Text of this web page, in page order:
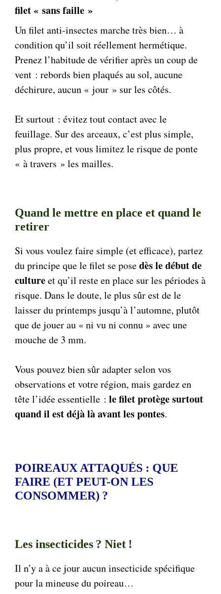
filet « sans faille »
Un filet anti-insectes marche très bien… à
condition qu’il soit réellement hermétique.
Prenez l’habitude de vérifier après un coup de
vent : rebords bien plaqués au sol, aucune
déchirure, aucun « jour » sur les côtés.
Et surtout : évitez tout contact avec le
feuillage. Sur des arceaux, c’est plus simple,
plus propre, et vous limitez le risque de ponte
« à travers » les mailles.
Quand le mettre en place et quand le
retirer
Si vous voulez faire simple (et efficace), partez
du principe que le filet se posedès le début de
cultureet qu’il reste en place sur les périodes à
risque. Dans le doute, le plus sûr est de le
laisser du printemps jusqu’à l’automne, plutôt
que de jouer au « ni vu ni connu » avec une
mouche de 3 mm.
Vous pouvez bien sûr adapter selon vos
observations et votre région, mais gardez en
tête l’idée essentielle : le filet protège surtout
quand il est déjà là avant les pontes.
POIREAUX ATTAQUÉS : QUE
FAIRE (ET PEUT-ON LES
CONSOMMER) ?
Les insecticides ? Niet !
Il n’y a à ce jour aucun insecticide spécifique
pour la mineuse du poireau…